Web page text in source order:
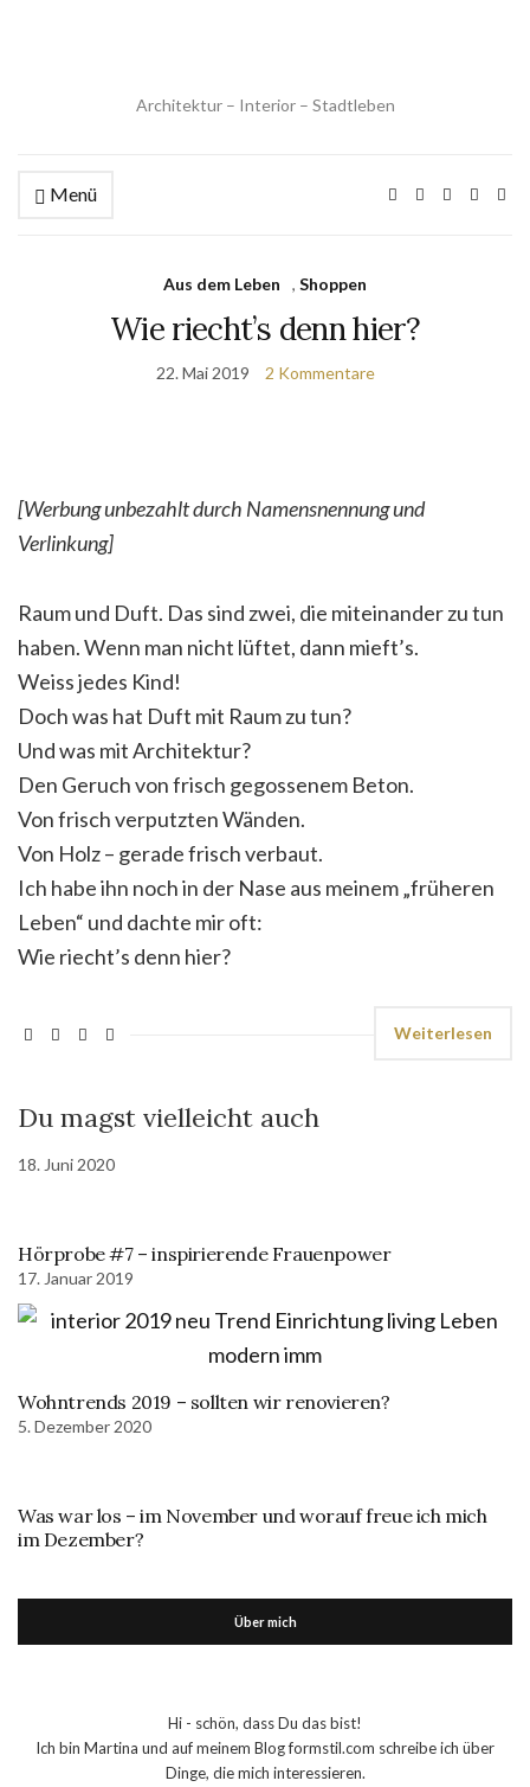
Architektur – Interior – Stadtleben
Menü
Aus dem Leben , Shoppen
Wie riecht’s denn hier?
22. Mai 2019 2 Kommentare
[Werbung unbezahlt durch Namensnennung und
Verlinkung]
Raum und Duft. Das sind zwei, die miteinander zu tun
haben. Wenn man nicht lüftet, dann mieft’s.
Weiss jedes Kind!
Doch was hat Duft mit Raum zu tun?
Und was mit Architektur?
Den Geruch von frisch gegossenem Beton.
Von frisch verputzten Wänden.
Von Holz – gerade frisch verbaut.
Ich habe ihn noch in der Nase aus meinem „früheren
Leben“ und dachte mir oft:
Wie riecht’s denn hier?
Weiterlesen
Du magst vielleicht auch
18. Juni 2020
Hörprobe #7 – inspirierende Frauenpower
17. Januar 2019
Wohntrends 2019 – sollten wir renovieren?
5. Dezember 2020
Was war los – im November und worauf freue ich mich
im Dezember?
Über mich
Hi - schön, dass Du das bist!
Ich bin Martina und auf meinem Blog formstil.com schreibe ich über
Dinge, die mich interessieren.